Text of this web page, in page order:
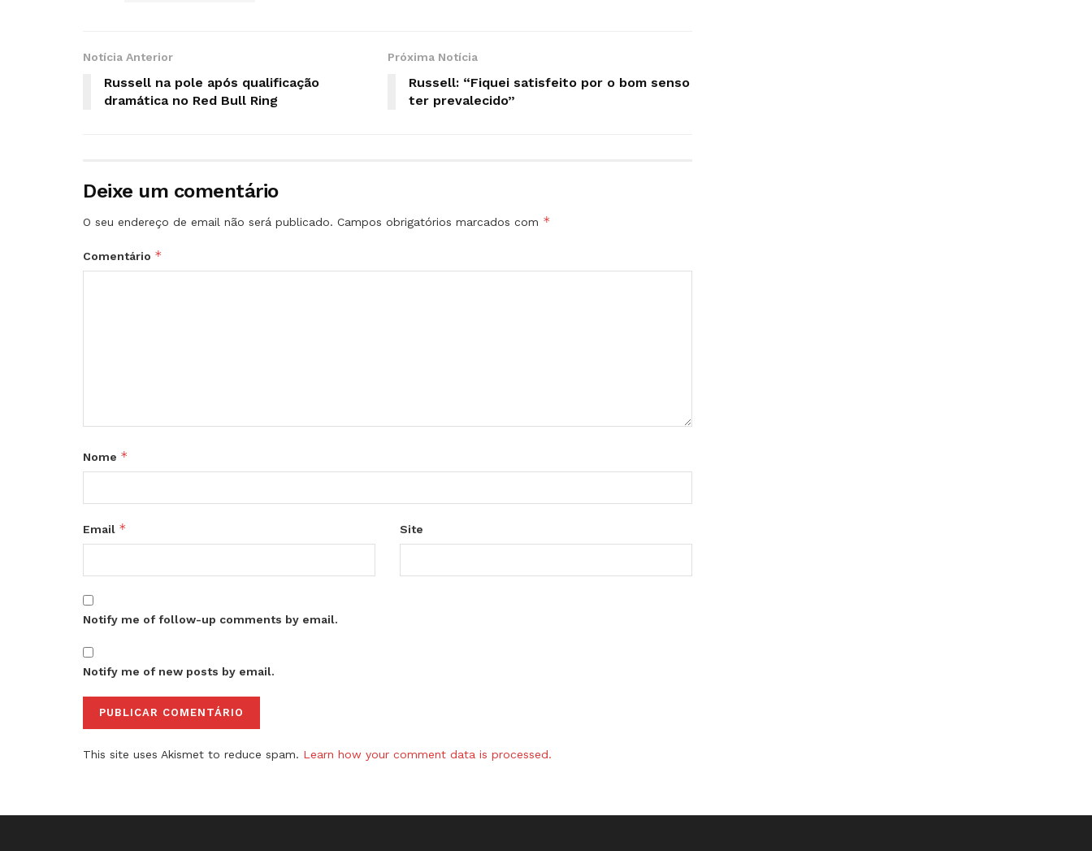
Notícia Anterior
Russell na pole após qualificação
dramática no Red Bull Ring
Próxima Notícia
Russell: “Fiquei satisfeito por o bom senso
ter prevalecido”
Deixe um comentário
O seu endereço de email não será publicado. Campos obrigatórios marcados com *
Comentário *
Nome *
Email * Site
Notify me of follow-up comments by email.
Notify me of new posts by email.
This site uses Akismet to reduce spam. Learn how your comment data is processed.